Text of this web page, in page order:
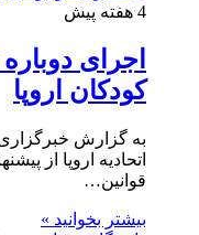
4 هفته پیش
اجرای
کودکان اروپا
به گزارش خبرگزاری
اتحادیه اروپا از
قوانین…
بیشتر بخوانید »